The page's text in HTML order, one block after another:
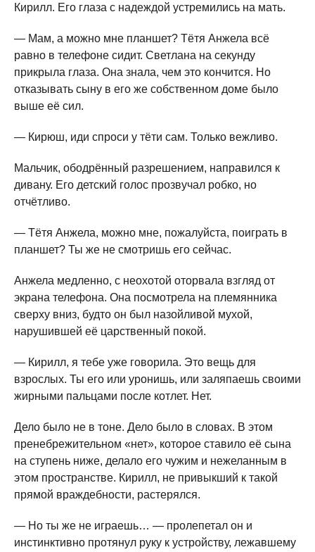
Кирилл. Его глаза с надеждой устремились на мать.
— Мам, а можно мне планшет? Тётя Анжела всё
равно в телефоне сидит. Светлана на секунду
прикрыла глаза. Она знала, чем это кончится. Но
отказывать сыну в его же собственном доме было
выше её сил.
— Кирюш, иди спроси у тёти сам. Только вежливо.
Мальчик, ободрённый разрешением, направился к
дивану. Его детский голос прозвучал робко, но
отчётливо.
— Тётя Анжела, можно мне, пожалуйста, поиграть в
планшет? Ты же не смотришь его сейчас.
Анжела медленно, с неохотой оторвала взгляд от
экрана телефона. Она посмотрела на племянника
сверху вниз, будто он был назойливой мухой,
нарушившей её царственный покой.
— Кирилл, я тебе уже говорила. Это вещь для
взрослых. Ты его или уронишь, или заляпаешь своими
жирными пальцами после котлет. Нет.
Дело было не в тоне. Дело было в словах. В этом
пренебрежительном «нет», которое ставило её сына
на ступень ниже, делало его чужим и нежеланным в
этом пространстве. Кирилл, не привыкший к такой
прямой враждебности, растерялся.
— Но ты же не играешь… — пролепетал он и
инстинктивно протянул руку к устройству, лежавшему